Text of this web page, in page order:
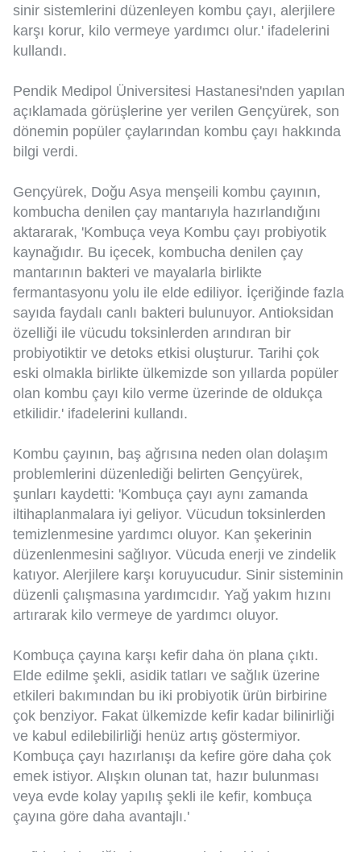
sinir sistemlerini düzenleyen kombu çayı, alerjilere
karşı korur, kilo vermeye yardımcı olur.' ifadelerini
kullandı.
Pendik Medipol Üniversitesi Hastanesi'nden yapılan
açıklamada görüşlerine yer verilen Gençyürek, son
dönemin popüler çaylarından kombu çayı hakkında
bilgi verdi.
Gençyürek, Doğu Asya menşeili kombu çayının,
kombucha denilen çay mantarıyla hazırlandığını
aktararak, 'Kombuça veya Kombu çayı probiyotik
kaynağıdır. Bu içecek, kombucha denilen çay
mantarının bakteri ve mayalarla birlikte
fermantasyonu yolu ile elde ediliyor. İçeriğinde fazla
sayıda faydalı canlı bakteri bulunuyor. Antioksidan
özelliği ile vücudu toksinlerden arındıran bir
probiyotiktir ve detoks etkisi oluşturur. Tarihi çok
eski olmakla birlikte ülkemizde son yıllarda popüler
olan kombu çayı kilo verme üzerinde de oldukça
etkilidir.' ifadelerini kullandı.
Kombu çayının, baş ağrısına neden olan dolaşım
problemlerini düzenlediği belirten Gençyürek,
şunları kaydetti: 'Kombuça çayı aynı zamanda
iltihaplanmalara iyi geliyor. Vücudun toksinlerden
temizlenmesine yardımcı oluyor. Kan şekerinin
düzenlenmesini sağlıyor. Vücuda enerji ve zindelik
katıyor. Alerjilere karşı koruyucudur. Sinir sisteminin
düzenli çalışmasına yardımcıdır. Yağ yakım hızını
artırarak kilo vermeye de yardımcı oluyor.
Kombuça çayına karşı kefir daha ön plana çıktı.
Elde edilme şekli, asidik tatları ve sağlık üzerine
etkileri bakımından bu iki probiyotik ürün birbirine
çok benziyor. Fakat ülkemizde kefir kadar bilinirliği
ve kabul edilebilirliği henüz artış göstermiyor.
Kombuça çayı hazırlanışı da kefire göre daha çok
emek istiyor. Alışkın olunan tat, hazır bulunması
veya evde kolay yapılış şekli ile kefir, kombuça
çayına göre daha avantajlı.'